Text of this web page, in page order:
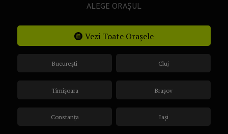
ALEGE ORAȘUL
Vezi Toate Orașele
București
Timișoara
Constanța
Cluj
Brașov
Iași